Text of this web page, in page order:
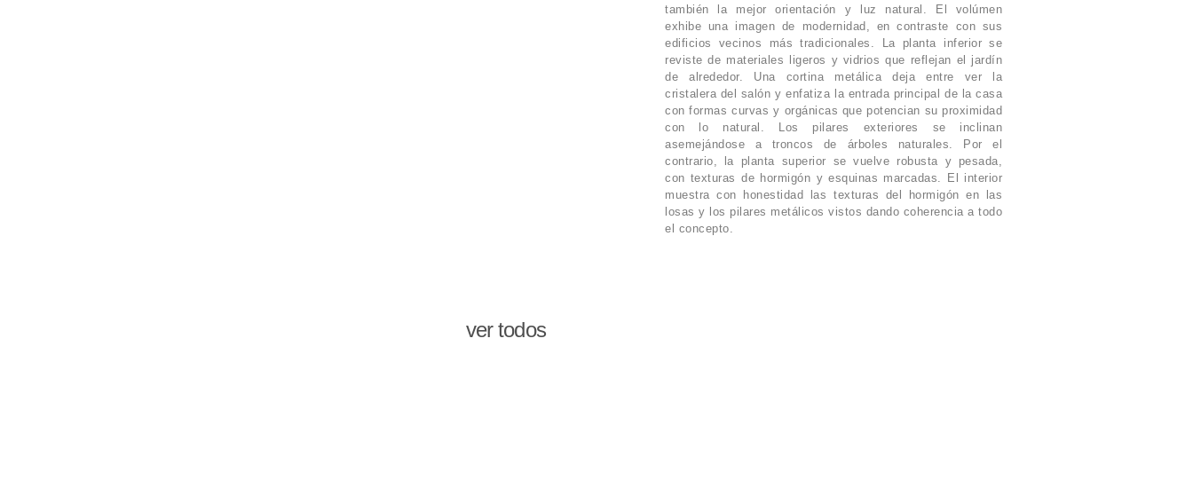
también la mejor orientación y luz natural. El volúmen
exhibe una imagen de modernidad, en contraste con sus
edificios vecinos más tradicionales. La planta inferior se
reviste de materiales ligeros y vidrios que reflejan el jardín
de alrededor. Una cortina metálica deja entre ver la
cristalera del salón y enfatiza la entrada principal de la casa
con formas curvas y orgánicas que potencian su proximidad
con lo natural. Los pilares exteriores se inclinan
asemejándose a troncos de árboles naturales. Por el
contrario, la planta superior se vuelve robusta y pesada,
con texturas de hormigón y esquinas marcadas. El interior
muestra con honestidad las texturas del hormigón en las
losas y los pilares metálicos vistos dando coherencia a todo
el concepto.
ver todos